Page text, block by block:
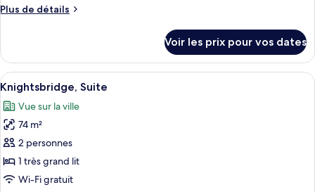
chambre :
Plus de détails
Plus
le
type
de
chambre
Suite
(Turret)
Voir les prix pour vos dates
Afficher
toutes
les
photos
pour
ce
type
16
Knightsbridge, Suite
Vue sur la ville
74 m²
2 personnes
1 très grand lit
Wi-Fi gratuit